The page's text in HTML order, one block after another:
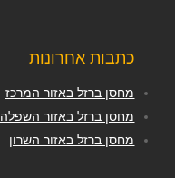
כתבות אחרונות
מחסן ברזל באזור המרכז
מחסן ברזל באזור השפלה
מחסן ברזל באזור השרון